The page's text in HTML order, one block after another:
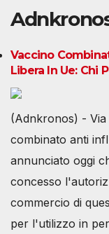
Vaccino
Libera In Ue: Chi
(Adnkronos) -
combinato anti
annunciato oggi
concesso
commercio di
per l'utilizzo in